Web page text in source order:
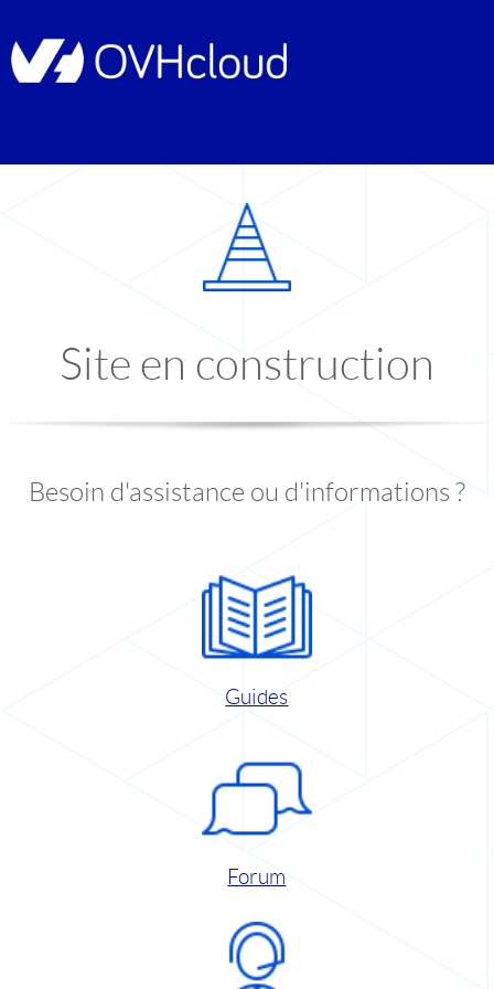
Site en construction
Besoin d'assistance ou d'informations ?
Guides
Forum